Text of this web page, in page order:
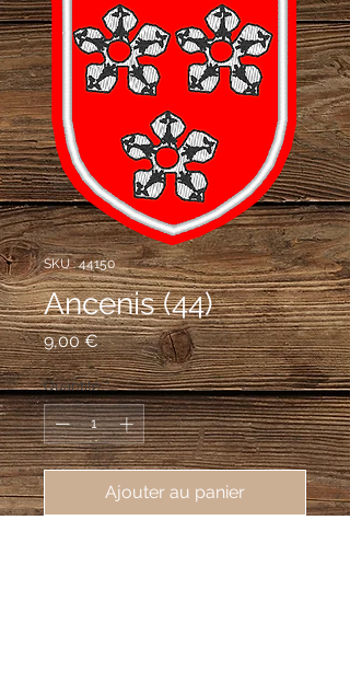
SKU : 44150
Ancenis (44)
9,00 €Prix
Quantité *
Ajouter au panier